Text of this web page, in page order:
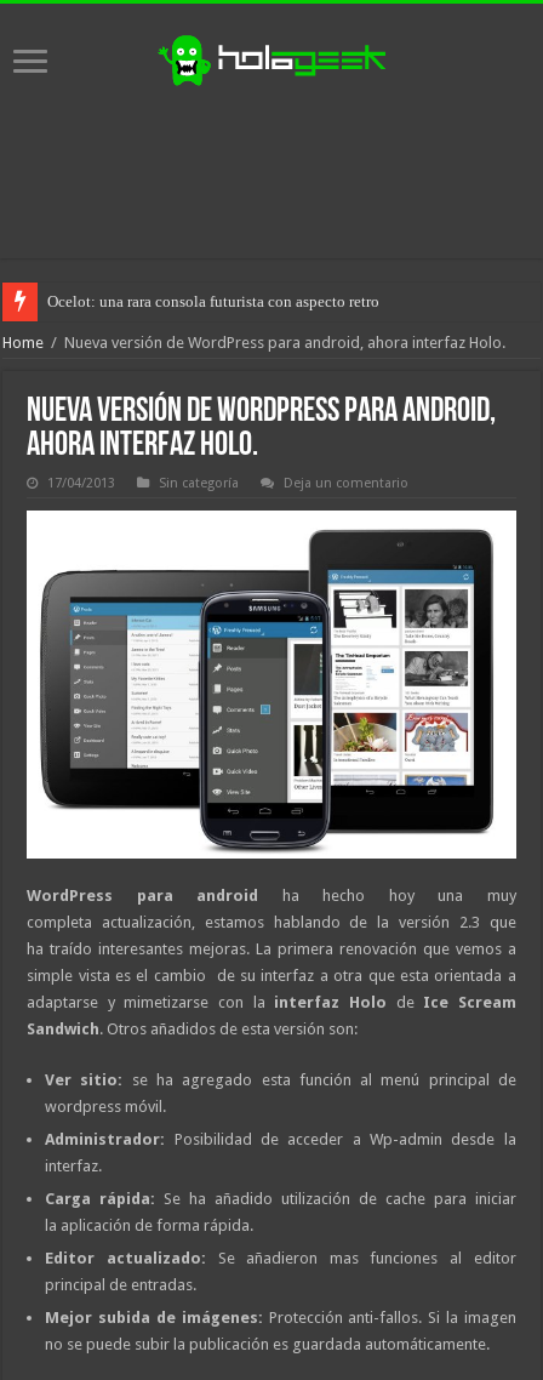
Ocelot: una rara consola futurista con aspecto retro
Home / Nueva versión de WordPress para android, ahora interfaz Holo.
Nueva versión de WordPress para android,
ahora interfaz Holo.
17/04/2013 Sin categoría Deja un comentario
WordPress para android
ha hecho hoy una muy
completa actualización, estamos hablando de la versión 2.3 que
ha traído interesantes mejoras. La primera renovación que vemos a
simple vista es el cambio de su interfaz a otra que esta orientada a
adaptarse y mimetizarse con la interfaz Holo deIce Scream
Sandwich. Otros añadidos de esta versión son:
Ver sitio: se ha agregado esta función al menú principal de
wordpress móvil.
Administrador: Posibilidad de acceder a Wp-admin desde la
interfaz.
Carga rápida: Se ha añadido utilización de cache para iniciar
la aplicación de forma rápida.
Editor actualizado: Se añadieron mas funciones al editor
principal de entradas.
Mejor subida de imágenes: Protección anti-fallos. Si la imagen
no se puede subir la publicación es guardada automáticamente.